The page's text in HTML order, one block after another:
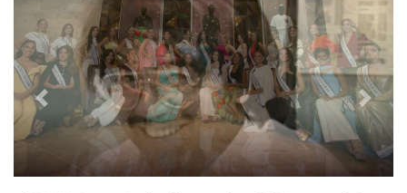
Previous Next